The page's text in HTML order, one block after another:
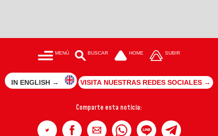
MENÚ BUSCAR HOME SUBIR
IN ENGLISH → VISITA NUESTRAS REDES SOCIALES →
Comparte esta noticia: